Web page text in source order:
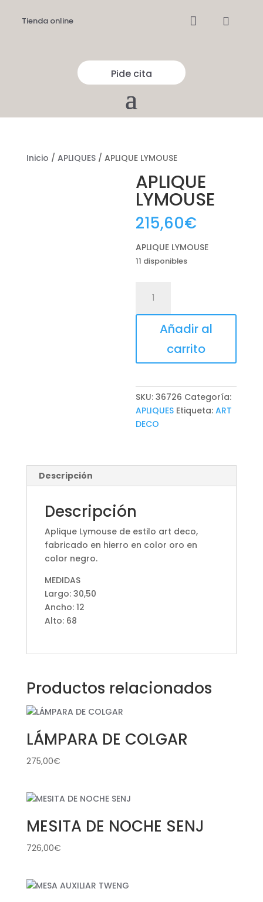
Tienda online  
Pide cita
Inicio / APLIQUES/ APLIQUE LYMOUSE
APLIQUE
LYMOUSE
215,60€
APLIQUE LYMOUSE
11 disponibles
LYMOUSE
cantidad
Añadir al
carrito
SKU:36726 Categoría:
APLIQUES Etiqueta:ART
DECO
Descripción
Descripción
Aplique Lymouse de estilo art deco,
fabricado en hierro en color oro en
color negro.
MEDIDAS
Largo: 30,50
Ancho: 12
Alto: 68
Productos relacionados
LÁMPARA DE COLGAR
275,00€
MESITA DE NOCHE SENJ
726,00€